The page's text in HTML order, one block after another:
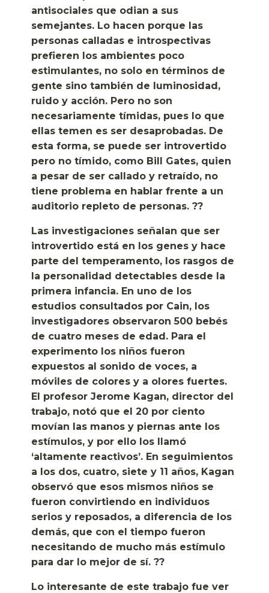
antisociales que odian a sus
semejantes. Lo hacen porque las
personas calladas e introspectivas
prefieren los ambientes poco
estimulantes, no solo en términos de
gente sino también de luminosidad,
ruido y acción. Pero no son
necesariamente tímidas, pues lo que
ellas temen es ser desaprobadas. De
esta forma, se puede ser introvertido
pero no tímido, como Bill Gates, quien
a pesar de ser callado y retraído, no
tiene problema en hablar frente a un
auditorio repleto de personas. ??
Las investigaciones señalan que ser
introvertido está en los genes y hace
parte del temperamento, los rasgos de
la personalidad detectables desde la
primera infancia. En uno de los
estudios consultados por Cain, los
investigadores observaron 500 bebés
de cuatro meses de edad. Para el
experimento los niños fueron
expuestos al sonido de voces, a
móviles de colores y a olores fuertes.
El profesor Jerome Kagan, director del
trabajo, notó que el 20 por ciento
movían las manos y piernas ante los
estímulos, y por ello los llamó
‘altamente reactivos’. En seguimientos
a los dos, cuatro, siete y 11 años, Kagan
observó que esos mismos niños se
fueron convirtiendo en individuos
serios y reposados, a diferencia de los
demás, que con el tiempo fueron
necesitando de mucho más estímulo
para dar lo mejor de sí. ??
Lo interesante de este trabajo fue ver